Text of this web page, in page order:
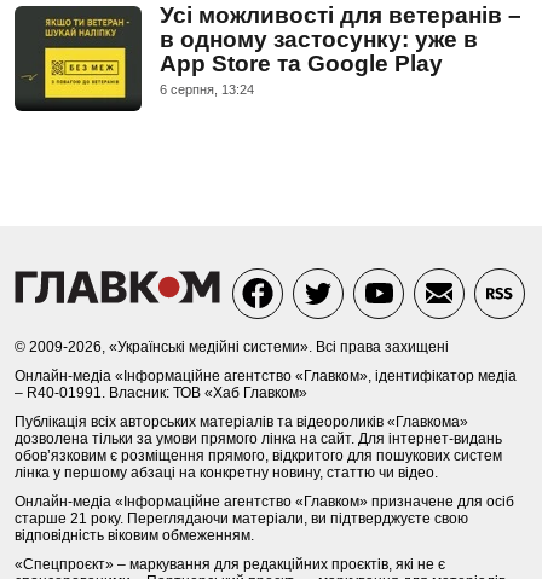
Усі можливості для ветеранів –
в одному застосунку: уже в
App Store та Google Play
6 серпня, 13:24
© 2009-2026, «Українські медійні системи». Всі права захищені
Онлайн-медіа «Інформаційне агентство «Главком», ідентифікатор медіа
– R40-01991. Власник: ТОВ «Хаб Главком»
Публікація всіх авторських матеріалів та відеороликів «Главкома»
дозволена тільки за умови прямого лінка на сайт. Для інтернет-видань
обов’язковим є розміщення прямого, відкритого для пошукових систем
лінка у першому абзаці на конкретну новину, статтю чи відео.
Онлайн-медіа «Інформаційне агентство «Главком» призначене для осіб
старше 21 року. Переглядаючи матеріали, ви підтверджуєте свою
відповідність віковим обмеженням.
«Спецпроєкт» – маркування для редакційних проєктів, які не є